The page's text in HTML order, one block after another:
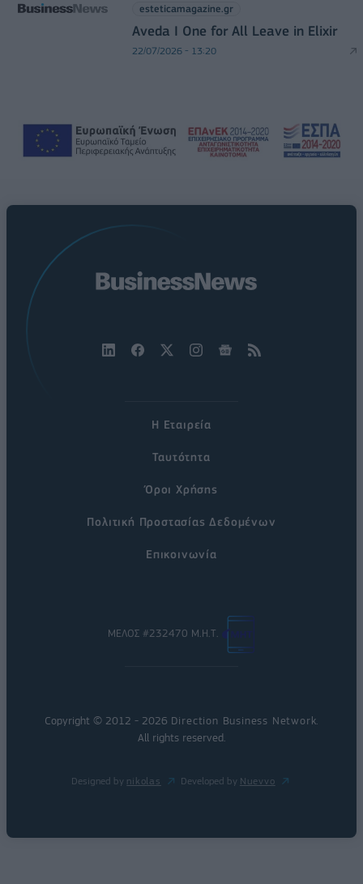
esteticamagazine.gr
Aveda I One for All Leave in Elixir
22/07/2026 - 13:20
Η Εταιρεία
Ταυτότητα
Όροι Χρήσης
Πολιτική Προστασίας Δεδομένων
Επικοινωνία
ΜΕΛΟΣ #232470 Μ.Η.Τ.
Copyright © 2012 - 2026 Direction Business Network
All rights reserved.
Designed by nikolas Developed by Nuevvo